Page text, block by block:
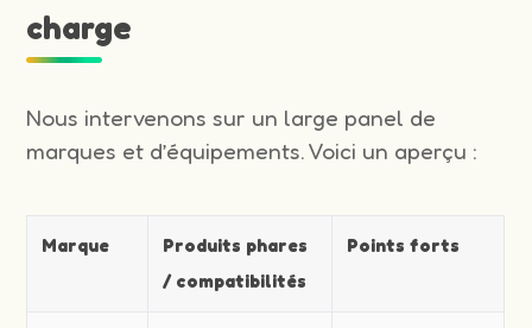
charge
Nous intervenons sur un large panel de
marques et d’équipements. Voici un aperçu :
Marque
Produits phares
/ compatibilités
Points forts